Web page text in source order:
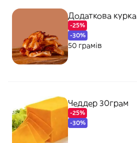
Додаткова курка
-25%
-30%
50 грамів
Чеддер 30грам
-25%
-30%